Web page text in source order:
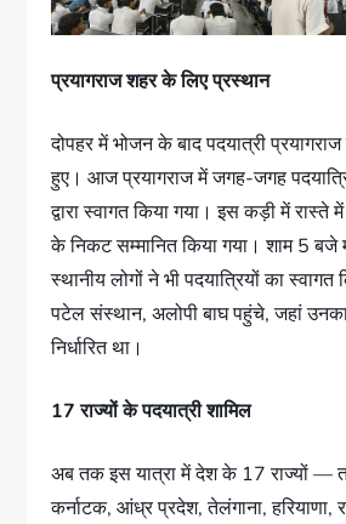
प्रयागराज शहर के लिए प्रस्थान
दोपहर में भोजन के बाद पदयात्री
हुए। आज प्रयागराज में जगह-जगह
द्वारा स्वागत किया गया। इस कड़ी में रास्ते
के निकट सम्मानित किया गया। शाम 5
स्थानीय लोगों ने भी पदयात्रियों का
पटेल संस्थान, अलोपी बाघ पहुंचे, जहां उनका
निर्धारित था।
17 राज्यों के पदयात्री शामिल
अब तक इस यात्रा में देश के 17 राज्यों —
कर्नाटक, आंध्र प्रदेश, तेलंगाना, हरियाणा,